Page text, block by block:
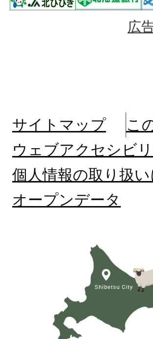
広
サイトマップ
こ
ウェブアクセシビ
個人情報の取り扱
オープンデータ